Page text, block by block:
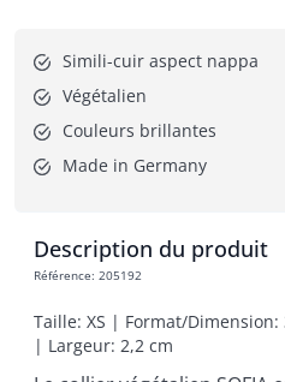
Simili-cuir aspect nappa
Végétalien
Couleurs brillantes
Made in Germany
Description du produit
Référence: 205192
Taille: XS | Format/
| Largeur: 2,2 cm